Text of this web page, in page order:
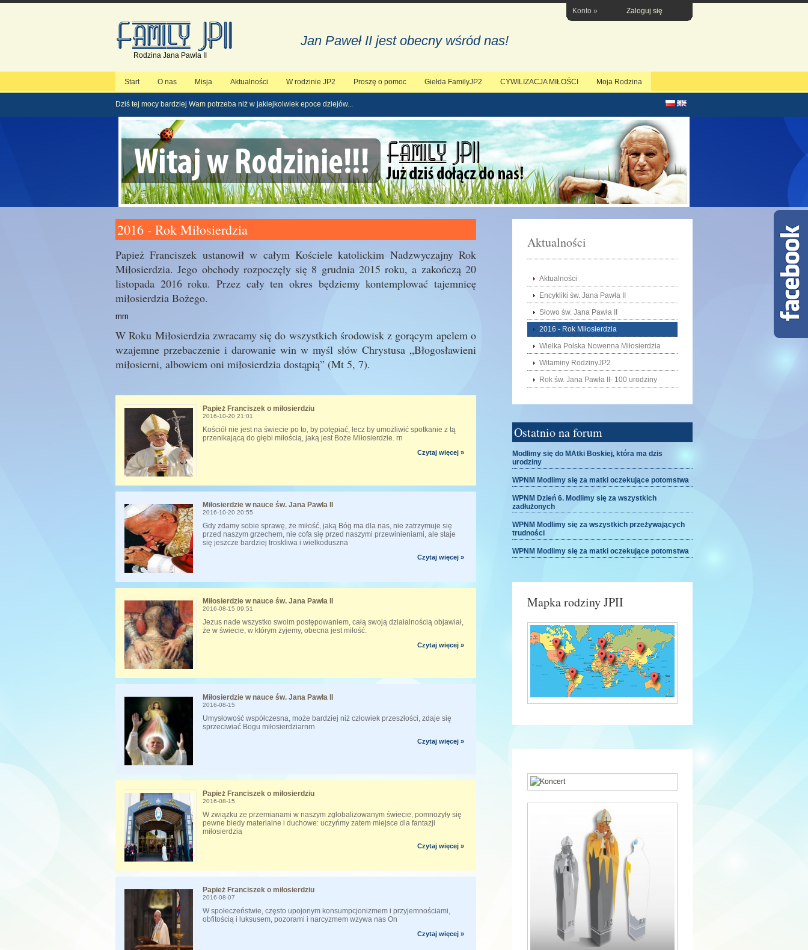
Konto » Zaloguj się
Rodzina Jana Pawla II
Jan Paweł II jest obecny wśród nas!
Start O nas Misja Aktualności W rodzinie JP2 Proszę o pomoc Giełda FamilyJP2 CYWILIZACJA MIŁOŚCI Moja Rodzina
Dziś tej mocy bardziej Wam potrzeba niż w jakiejkolwiek epoce dziejów...
2016 - Rok Miłosierdzia
Papież Franciszek ustanowił w całym Kościele katolickim Nadzwyczajny Rok
Miłosierdzia. Jego obchody rozpoczęły się 8 grudnia 2015 roku, a zakończą 20
listopada 2016 roku. Przez cały ten okres będziemy kontemplować tajemnicę
miłosierdzia Bożego.
rnrn
W Roku Miłosierdzia zwracamy się do wszystkich środowisk z gorącym apelem o
wzajemne przebaczenie i darowanie win w myśl słów Chrystusa „Błogosławieni
miłosierni, albowiem oni miłosierdzia dostąpią” (Mt 5, 7).
Papież Franciszek o miłosierdziu
2016-10-20 21:01
Kościół nie jest na świecie po to, by potępiać, lecz by umożliwić spotkanie z tą
przenikającą do głębi miłością, jaką jest Boże Miłosierdzie. rn
Czytaj więcej »
Miłosierdzie w nauce św. Jana Pawła II
2016-10-20 20:55
Gdy zdamy sobie sprawę, że miłość, jaką Bóg ma dla nas, nie zatrzymuje się
przed naszym grzechem, nie cofa się przed naszymi przewinieniami, ale staje
się jeszcze bardziej troskliwa i wielkoduszna
Czytaj więcej »
Miłosierdzie w nauce św. Jana Pawła II
2016-08-15 09:51
Jezus nade wszystko swoim postępowaniem, całą swoją działalnością objawiał,
że w świecie, w którym żyjemy, obecna jest miłość.
Czytaj więcej »
Miłosierdzie w nauce św. Jana Pawła II
2016-08-15
Umysłowość współczesna, może bardziej niż człowiek przeszłości, zdaje się
sprzeciwiać Bogu miłosierdziarnrn
Czytaj więcej »
Papież Franciszek o miłosierdziu
2016-08-15
W związku ze przemianami w naszym zglobalizowanym świecie, pomnożyły się
pewne biedy materialne i duchowe: uczyńmy zatem miejsce dla fantazji
miłosierdzia
Czytaj więcej »
Papież Franciszek o miłosierdziu
2016-08-07
W społeczeństwie, często upojonym konsumpcjonizmem i przyjemnościami,
obfitością i luksusem, pozorami i narcyzmem wzywa nas On
Czytaj więcej »
Aktualności
Aktualności
Encykliki św. Jana Pawła II
Słowo św. Jana Pawła II
2016 - Rok Miłosierdzia
Wielka Polska Nowenna Miłosierdzia
Witaminy RodzinyJP2
Rok św. Jana Pawła II- 100 urodziny
Ostatnio na forum
Modlimy się do MAtki Boskiej, która ma dzis
urodziny
WPNM Modlimy się za matki oczekujące potomstwa
WPNM Dzień 6. Modlimy się za wszystkich
zadłużonych
WPNM Modlimy się za wszystkich przeżywających
trudności
WPNM Modlimy się za matki oczekujące potomstwa
Mapka rodziny JPII